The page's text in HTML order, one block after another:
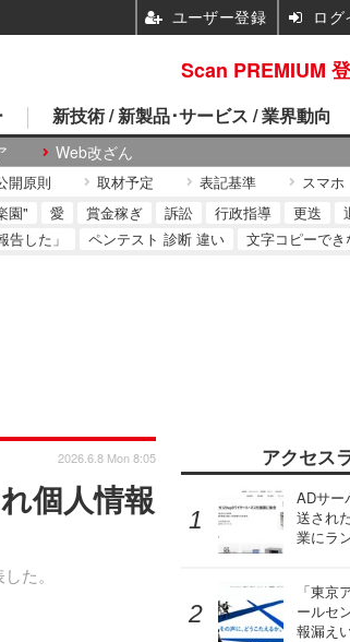
Web改ざん
新技術 / 新製品･サービス / 業界動向
開原則 取材予定 表記基準 スマホ
園" 愛 賞金稼ぎ 訴訟 行政指導 更迭
した」
ペンテスト 診断 違い 文字コピーで
個人情報
た。
2026.6.8 Mon 8:05 アクセス
ADサー
送され
業にラ
「東京
ールセ
報漏え
Scan PREMIUM
ユーザー登録 ログ